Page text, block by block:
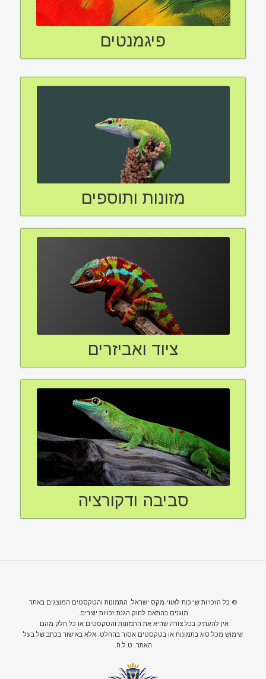
פיגמנטים
מזונות ותוספים
ציוד ואביזרים
סביבה ודקורציה
© כל הזכויות שייכות לאווי-מקס ישראל. התמונות והטקסטים המוצגים באתר
מוגנים בהתאם לחוק הגנת זכויות יוצרים.
אין להעתיק בכל צורה שהיא את התמונות והטקסטים או כל חלק מהם.
שימוש מכל סוג בתמונות או בטקסטים אסור בהחלט, אלא באישור בכתב של בעל
האתר. ט.ל.ח.